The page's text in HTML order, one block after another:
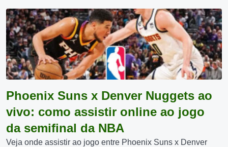
Phoenix Suns x Denver Nuggets ao
vivo: como assistir online ao jogo
da semifinal da NBA
Veja onde assistir ao jogo entre Phoenix Suns x Denver